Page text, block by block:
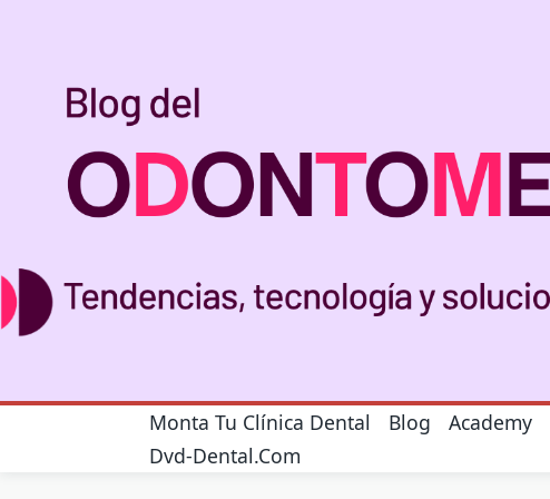
Monta Tu Clínica Dental Blog Academy
Dvd-Dental.com